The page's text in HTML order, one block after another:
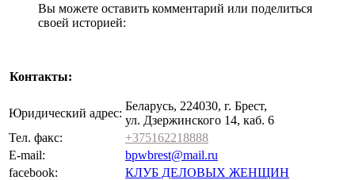
Вы можете оставить комментарий или поделиться
своей историей:
Контакты:
Юридический адрес:
Беларусь, 224030, г. Брест,
ул. Дзержинского 14, каб. 6
Тел. факс:
+375162218888
E-mail:
bpwbrest@mail.ru
facebook:
КЛУБ ДЕЛОВЫХ ЖЕНЩИН